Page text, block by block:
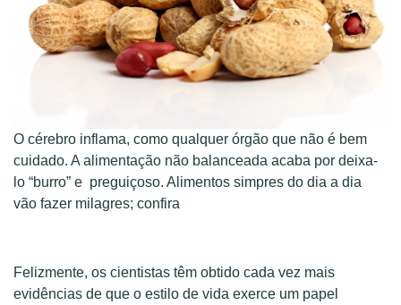
O cérebro inflama, como qualquer órgão que não é bem
cuidado. A alimentação não balanceada acaba por deixa-
lo “burro” e preguiçoso. Alimentos simpres do dia a dia
vão fazer milagres; confira
Felizmente, os cientistas têm obtido cada vez mais
evidências de que o estilo de vida exerce um papel